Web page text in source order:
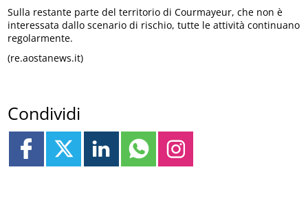
Sulla restante parte del territorio di Courmayeur, che non è
interessata dallo scenario di rischio, tutte le attività continuano
regolarmente.
(re.aostanews.it)
Condividi